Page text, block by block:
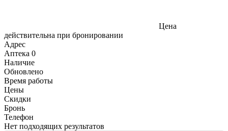
Цена
действительна при бронировании
Адрес
Аптека 0
Наличие
Обновлено
Время работы
Цены
Скидки
Бронь
Телефон
Нет подходящих результатов